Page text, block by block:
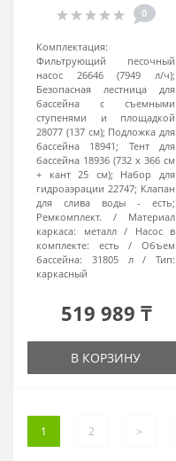
0
Комплектация:
Фильтрующий песочный
насос 26646 (7949 л/ч);
Безопасная лестница для
бассейна с съемными
ступенями и площадкой
28077 (137 см); Подложка для
бассейна 18941; Тент для
бассейна 18936 (732 х 366 см
+ кант 25 см); Набор для
гидроаэрации 22747; Клапан
для слива воды - есть;
Ремкомплект.
Материал
каркаса:
металл
Насос в
комплекте:
есть
Объем
бассейна:
31805 л
Тип:
каркасный
519 989 ₸
В КОРЗИНУ
1 2 >